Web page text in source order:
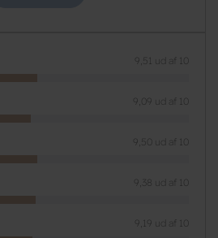
9,51 ud af 10
9,09 ud af 10
9,50 ud af 10
9,38 ud af 10
9,19 ud af 10